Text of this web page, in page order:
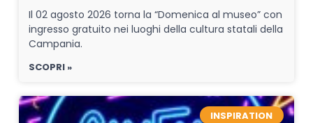
Il 02 agosto 2026 torna la “Domenica al museo” con
ingresso gratuito nei luoghi della cultura statali della
Campania.
SCOPRI »
INSPIRATION